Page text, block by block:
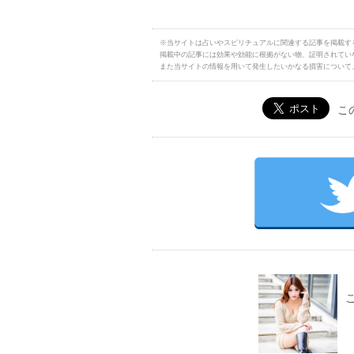
※当サイトは占いやスピリチュアルに関連する記事を掲載す
掲載中の記事には効果や効能に根拠がない物、証明されて
また当サイトの情報を用いて発生したいかなる損害につい
こ